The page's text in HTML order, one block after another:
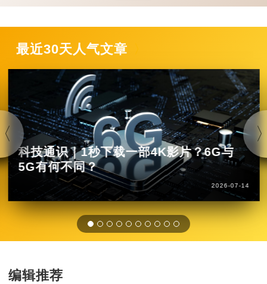
最近30天人气文章
科技通识｜1秒下载一部4K影片？6G与
5G有何不同？
2026-07-14
编辑推荐